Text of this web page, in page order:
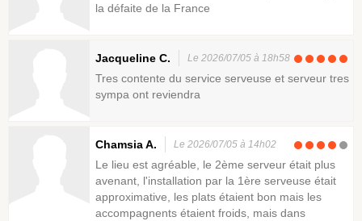
la défaite de la France
Jacqueline C. Le 2026/07/05 à 18h58
Tres contente du service serveuse et serveur tres
sympa ont reviendra
Chamsia A. Le 2026/07/05 à 14h02
Le lieu est agréable, le 2ème serveur était plus
avenant, l'installation par la 1ère serveuse était
approximative, les plats étaient bon mais les
accompagnents étaient froids, mais dans